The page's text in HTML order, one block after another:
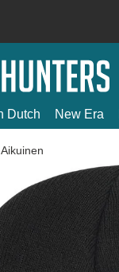
Dutch New Era
Aikuinen